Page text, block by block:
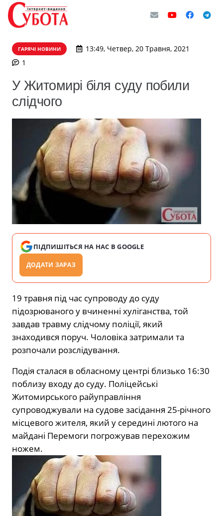
ГАРЯЧІ НОВИНИ
13:49, Четвер, 20 Травня, 2021
1
У Житомирі біля суду побили
слідчого
ПІДПИШІТЬСЯ НА НАС В GOOGLE
ДОДАТИ ЗАРАЗ
19 травня під час супроводу до суду
підозрюваного у вчиненні хуліганства, той
завдав травму слідчому поліції, який
знаходився поруч. Чоловіка затримали та
розпочали розслідування.
Подія сталася в обласному центрі близько 16:30
поблизу входу до суду. Поліцейські
Житомирського райуправління
супроводжували на судове засідання 25-річного
місцевого жителя, який у середині лютого на
майдані Перемоги погрожував перехожим
ножем.